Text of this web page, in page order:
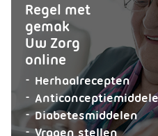
Regel met
gemak
Uw Zorg
online
Herhaalrecepten
Diabetesmiddelen
Vragen stellen